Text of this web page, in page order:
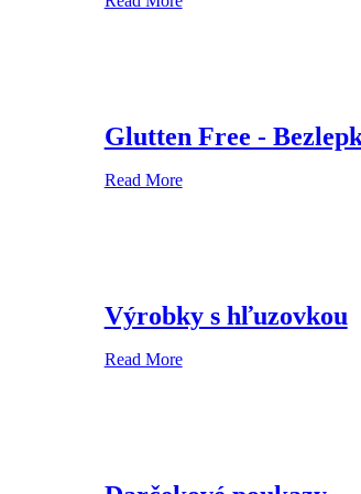
Glutten Free -
Read More
Výrobky s hľuzovkou
Read More